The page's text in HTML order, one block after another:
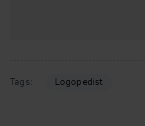
Tags: Logopedist